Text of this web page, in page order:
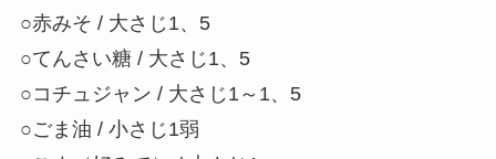
○赤みそ / 大さじ1、5
○てんさい糖 / 大さじ1、5
○コチュジャン / 大さじ1～1、5
○ごま油 / 小さじ1弱